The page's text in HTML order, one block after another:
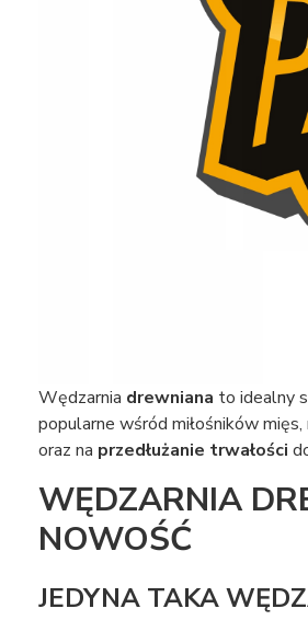
Wędzarnia drewniana to idealny
popularne wśród miłośników mięs,
oraz na przedłużanie trwałości
WĘDZARNIA
NOWOŚĆ
JEDYNA TAKA